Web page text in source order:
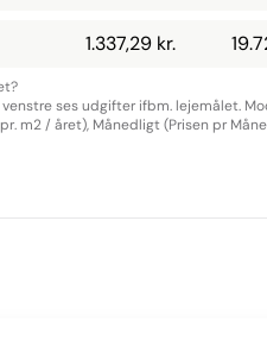
1.337,29 kr.
ses udgifter ifbm. lejemålet.
m2 / året), Månedligt (Prisen pr